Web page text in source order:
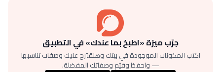
جرّب ميزة «اطبخ بما عندك» في التطبيق
اكتب المكونات الموجودة في بيتك وهنقترح عليك وصفات تناسبها
— واحفظ وقيّم وصفاتك المفضلة.